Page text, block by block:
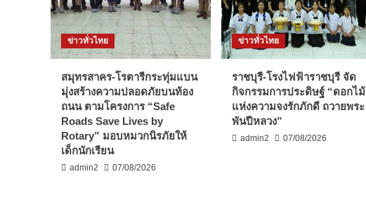
ข่าวทั่วไทย
สมุทรสาคร-โรตารีกระทุ่มแบน
มุ่งสร้างความปลอดภัยบนท้อง
ถนน ตามโครงการ “Safe
Roads Save Lives by
Rotary” มอบหมวกนิรภัยให้
เด็กนักเรียน
admin2 07/08/2026
ข่าวทั่วไทย
ราชบุรี-โรงไฟฟ้าราชบุรี จัด
กิจกรรมการประดิษฐ์ “ดอกไม้
แห่งความจงรักภักดี ถวายพระ
พันปีหลวง”
admin2 07/08/2026